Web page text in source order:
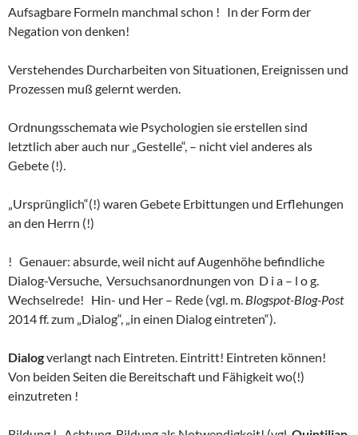
Aufsagbare Formeln manchmal schon ! In der Form der
Negation von denken!
Verstehendes Durcharbeiten von Situationen, Ereignissen und
Prozessen muß gelernt werden.
Ordnungsschemata wie Psychologien sie erstellen sind
letztlich aber auch nur „Gestelle“, – nicht viel anderes als
Gebete (!).
„Ursprünglich“(!) waren Gebete Erbittungen und Erflehungen
an den Herrn (!)
! Genauer: absurde, weil nicht auf Augenhöhe befindliche
Dialog-Versuche, Versuchsanordnungen von D i a – l o g.
Wechselrede! Hin- und Her – Rede (vgl. m. Blogspot-Blog-Post
2014 ff. zum „Dialog“, „in einen Dialog eintreten“).
Dialogverlangt nach Eintreten. Eintritt! Eintreten können!
Von beiden Seiten die Bereitschaft und Fähigkeit wo(!)
einzutreten !